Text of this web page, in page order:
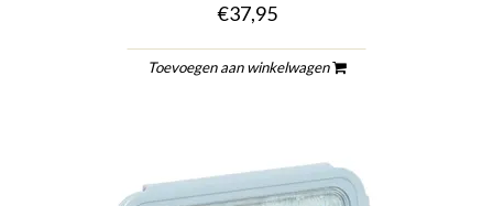
€37,95
Toevoegen aan winkelwagen